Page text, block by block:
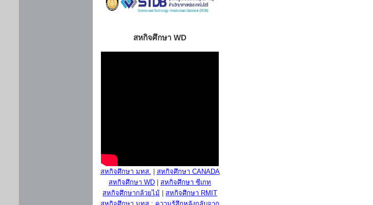
สหกิจศึกษา WD
สหกิจศึกษา มทส.
สหกิจศึกษา CANADA
สหกิจศึกษา WD
สหกิจศึกษา ซีเกท
สหกิจศึกษากล้วยไม้
สหกิจศึกษา RMIT